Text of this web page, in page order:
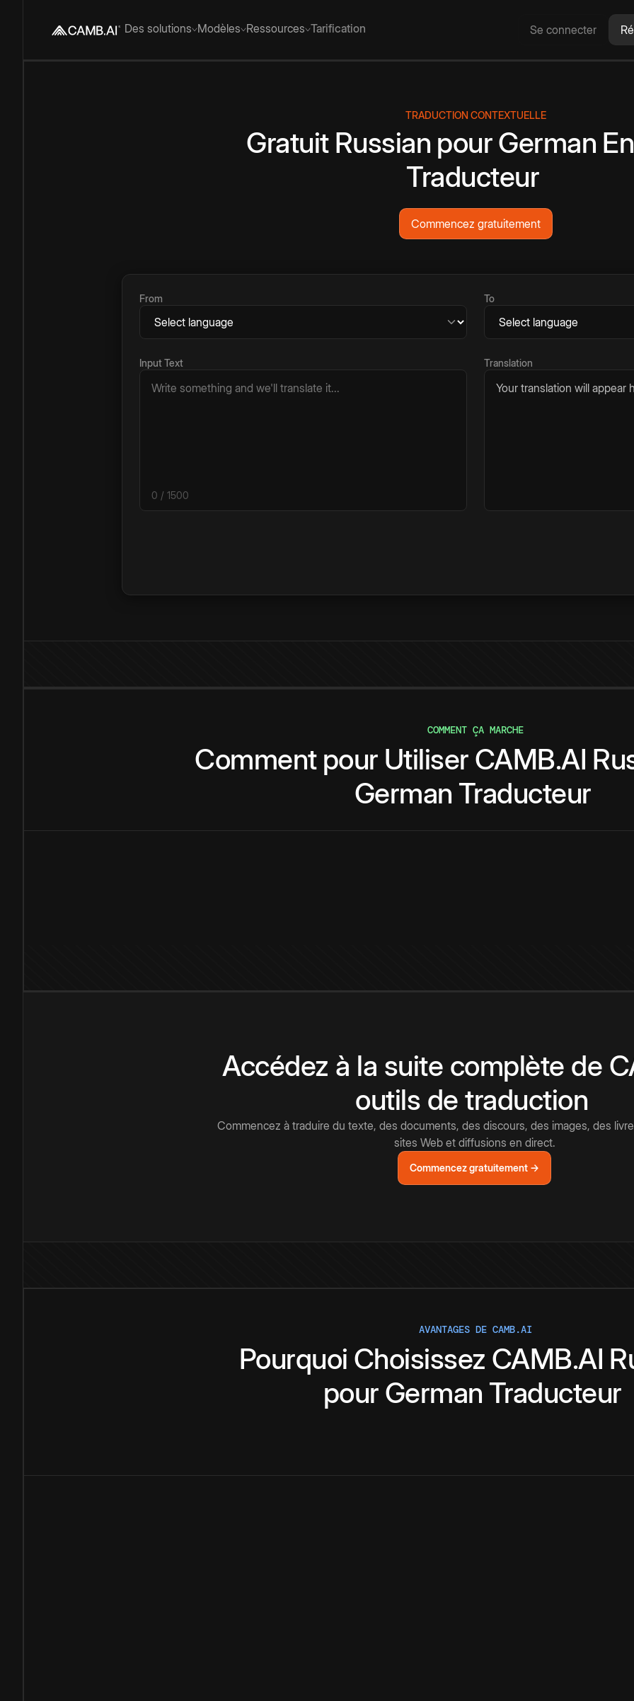
Des solutions Modèles Ressources Tarification Se connecter
TRADUCTION CONTEXTUELLE
Gratuit Russian pourGerman
Traducteur
Commencez gratuitement
From To
Input Text
0 / 1500
Translation
Your translation will appear
COMMENT ÇA MARCHE
Comment pour Utiliser CAMB.AI
German Traducteur
Accédez à la suite complète de
outils de traduction
Commencez à traduire du texte, des documents, des discours, des images, des
sites Web et diffusions en direct.
Commencez gratuitement →
AVANTAGES DE CAMB.AI
Pourquoi Choisissez CAMB.AI
pour German Traducteur